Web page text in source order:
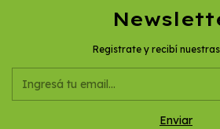
Registrate y recibí